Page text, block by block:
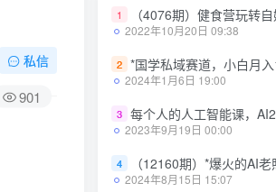
私信
901
1 （4076期）健食营玩转自媒体全技能实操，从无到
2022年10月20日 09:38
2 *国学私域赛道，小白月入10万+，引流+
2024年1月6日 19:00
3 每个人的人工智能课，AI2.0人工
2023年9月19日 00:00
4 （12160期）*爆火的AI老照片动起来多重变现教程，蹭
2024年8月15日 15:07
1 （4076期）健食营玩转自媒体全技能实操，从无到
2022年10月20日 09:38
2 *国学私域赛道，小白月入10万+，引流+
2024年1月6日 19:00
3 每个人的人工智能课，AI2.0人工
2023年9月19日 00:00
4 （12160期）*爆火的AI老照片动起来多重变现教程，蹭
2024年8月15日 15:07